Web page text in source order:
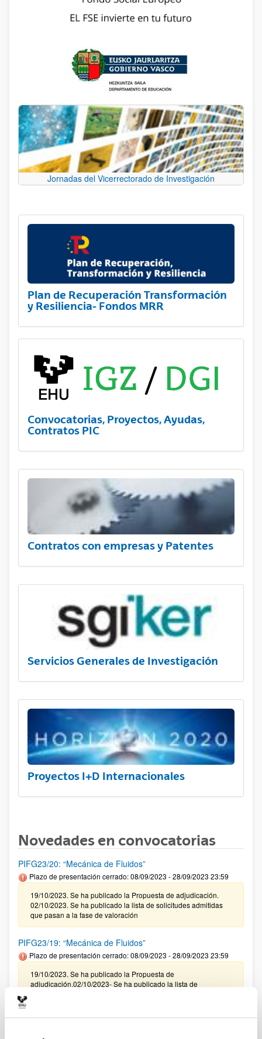
Jornadas del Vicerrectorado de Investigación
Plan de Recuperación Transformación
y Resiliencia- Fondos MRR
Convocatorias, Proyectos, Ayudas,
Contratos PIC
Contratos con empresas y Patentes
Servicios Generales de Investigación
Proyectos I+D Internacionales
Novedades en convocatorias
PIFG23/20: “Mecánica de Fluidos”
Plazo de presentación cerrado: 08/09/2023 - 28/09/2023 23:59
19/10/2023. Se ha publicado la Propuesta de adjudicación.
02/10/2023. Se ha publicado la lista de solicitudes admitidas
que pasan a la fase de valoración
PIFG23/19: “Mecánica de Fluidos”
Plazo de presentación cerrado: 08/09/2023 - 28/09/2023 23:59
19/10/2023. Se ha publicado la Propuesta de
adjudicación.02/10/2023- Se ha publicado la lista de
PIFG23/18: “Modelización de faltas en tiempo real en